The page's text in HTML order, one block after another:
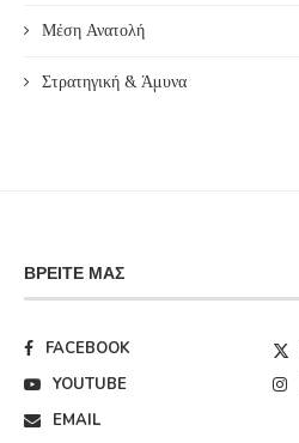
Μέση Ανατολή
Στρατηγική & Άμυνα
ΒΡΕΊΤΕ ΜΑΣ
FACEBOOK
YOUTUBE
EMAIL